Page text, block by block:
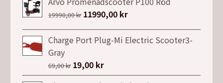
priset
var:
4461,23 kr.
priset
är:
2703,75 kr.
19990,00kr Det
ursprungliga
priset
19990,00 kr.
11990,00 krDet
nuvarande
priset
Charge Port Plug-Mi Electric Scooter3-
Gray
69,00kr Det
ursprungliga
19,00 krDet
nuvarande